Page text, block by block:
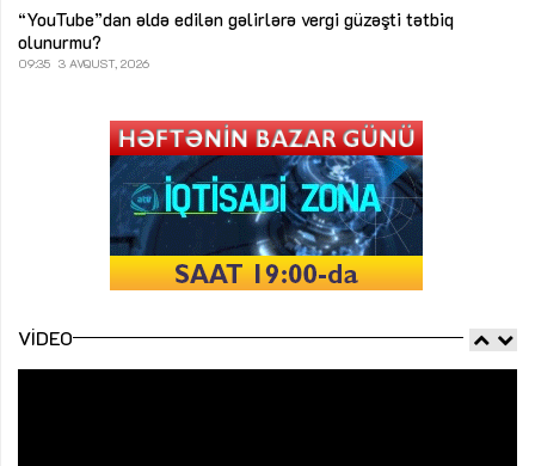
“YouTube”dan əldə edilən gəlirlərə vergi güzəşti tətbiq
olunurmu?
09:35 3 AVQUST, 2026
VIDEO